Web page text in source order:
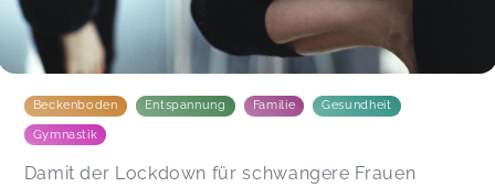
Beckenboden Entspannung Familie Gesundheit
Gymnastik
Damit der Lockdown für schwangere Frauen